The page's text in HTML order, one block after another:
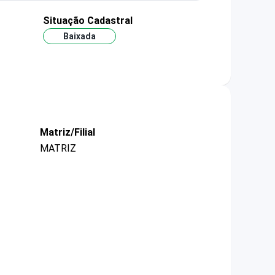
Situação Cadastral
Baixada
Matriz/Filial
MATRIZ